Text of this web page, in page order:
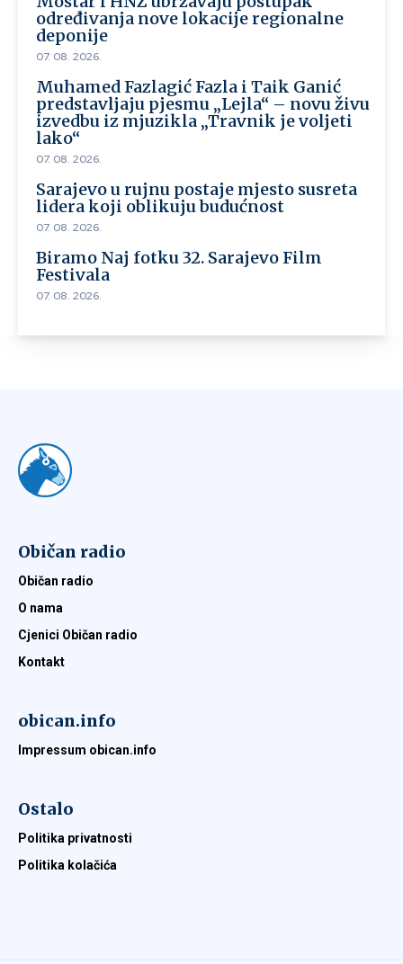
određivanja nove lokacije regionalne
deponije
07. 08. 2026.
Muhamed Fazlagić Fazla i Taik Ganić
predstavljaju pjesmu „Lejla“ – novu živu
izvedbu iz mjuzikla „Travnik je voljeti
lako“
07. 08. 2026.
Sarajevo u rujnu postaje mjesto susreta
lidera koji oblikuju budućnost
07. 08. 2026.
Biramo Naj fotku 32. Sarajevo Film
Festivala
07. 08. 2026.
Običan radio
Običan radio
O nama
Cjenici Običan radio
Kontakt
obican.info
Impressum obican.info
Ostalo
Politika privatnosti
Politika kolačića